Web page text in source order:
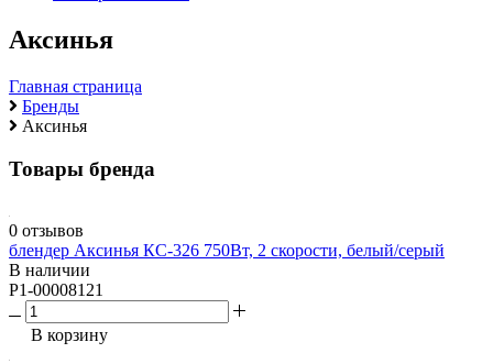
Аксинья
Главная страница
Бренды
Аксинья
Товары бренда
0 отзывов
блендер Аксинья КС-326 750Вт, 2 скорости, белый/серый
В наличии
P1-00008121
В корзину